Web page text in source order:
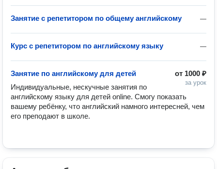
—
Занятие с репетитором по общему английскому
—
Курс с репетитором по английскому языку
от 1000 ₽
за урок
Занятие по английскому для детей
Индивидуальные, нескучные занятия по
английскому языку для детей online. Смогу показать
вашему ребёнку, что английский намного интересней, чем
его преподают в школе.